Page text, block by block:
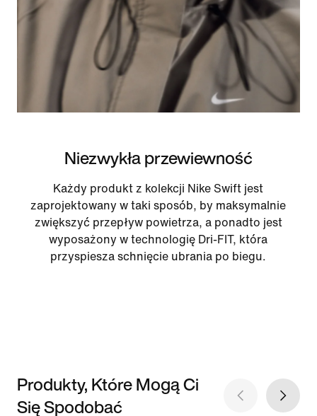
Niezwykła przewiewność
Każdy produkt z kolekcji Nike Swift jest
zaprojektowany w taki sposób, by maksymalnie
zwiększyć przepływ powietrza, a ponadto jest
wyposażony w technologię Dri-FIT, która
przyspiesza schnięcie ubrania po biegu.
Produkty, Które Mogą Ci
Się Spodobać